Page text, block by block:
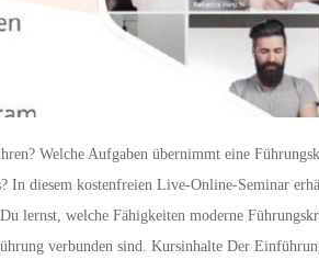
Welche Aufgaben übernimmt eine
In diesem kostenfreien Live-Online-Seminar
lernst, welche Fähigkeiten moderne
verbunden sind. Kursinhalte Der